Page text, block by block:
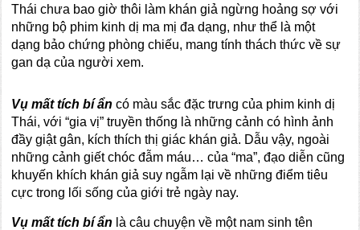
Thái chưa bao giờ thôi làm khán giả ngừng hoảng sợ với
những bộ phim kinh dị ma mị đa dạng, như thể là một
dạng bảo chứng phòng chiếu, mang tính thách thức về sự
gan dạ của người xem.
Vụ mất tích bí ẩn có màu sắc đặc trưng của phim kinh dị
Thái, với “gia vị” truyền thống là những cảnh có hình ảnh
đầy giật gân, kích thích thị giác khán giả. Dẫu vậy, ngoài
những cảnh giết chóc đẫm máu… của “ma”, đạo diễn cũng
khuyến khích khán giả suy ngẫm lại về những điểm tiêu
cực trong lối sống của giới trẻ ngày nay.
Vụ mất tích bí ẩn là câu chuyện về một nam sinh tên